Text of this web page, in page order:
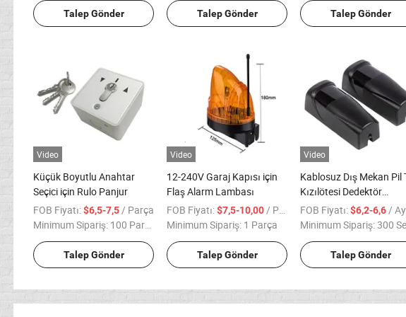
Talep Gönder Talep Gönder Talep Gönder
Video
Küçük Boyutlu Anahtar
Seçici için Rulo Panjur
FOB Fiyatı:$6,5-7,5/ Parça
Minimum Sipariş: 100 Parça
Talep Gönder
Video
12-240V Garaj Kapısı için
Flaş Alarm Lambası
FOB Fiyatı:$7,5-10,00/ Parça
Minimum Sipariş: 1 Parça
Talep Gönder
Video
Kablosuz Dış Mekan Pil
Kızılötesi Dedektör
Kızılötesi Lazer Işın
Sensörü
FOB Fiyatı:$6,2-6,6 /
Minimum Sipariş:300
Talep Gönder